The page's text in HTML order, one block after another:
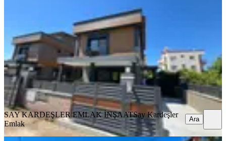
İzmir, Menderes
3+1·180 m²·29.05.2026
13.000.000 ₺
SAY KARDEŞLER EMLAK İNŞAATSay Kardeşler Emlak
Ara
SAY KARDEŞLER EMLAK İNŞAATSay Kardeşler
Emlak
Ara